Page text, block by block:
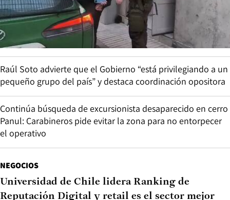
Raúl Soto advierte que el Gobierno “está privilegiando a un
pequeño grupo del país” y destaca coordinación opositora
Continúa búsqueda de excursionista desaparecido en cerro
Panul: Carabineros pide evitar la zona para no entorpecer
el operativo
NEGOCIOS
Universidad de Chile lidera Ranking de
Reputación Digital y retail es el sector mejor